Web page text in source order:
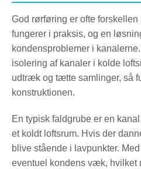
God rørføring er ofte
fungerer i praksis, og en
kondensproblemer i
isolering af kanaler i kolde
udtræk og tætte samlinger, så
konstruktionen.
En typisk faldgrube er en
et koldt loftsrum. Hvis der
blive stående i lavpunkter.
eventuel kondens væk, hvilket